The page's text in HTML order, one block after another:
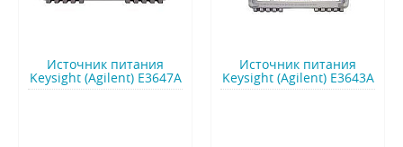
Источник питания
Keysight (Agilent) E3647A
Источник питания
Keysight (Agilent) E3643A